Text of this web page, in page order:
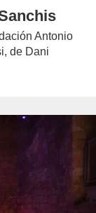
Antonio
de Dani